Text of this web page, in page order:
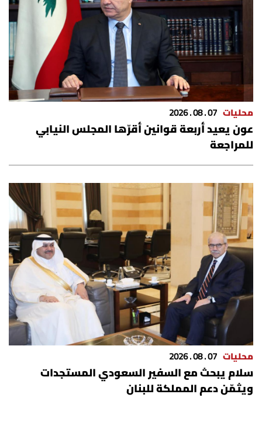
للتاريخ
فيديو
من نحن
للتواصل معنا
شروط الاستخدام
Digital solutions by
محليات 07 . 08 . 2026
عون يعيد أربعة قوانين أقرّها المجلس النيابي
للمراجعة
محليات 07 . 08 . 2026
سلام يبحث مع السفير السعودي المستجدات
ويثمّن دعم المملكة للبنان